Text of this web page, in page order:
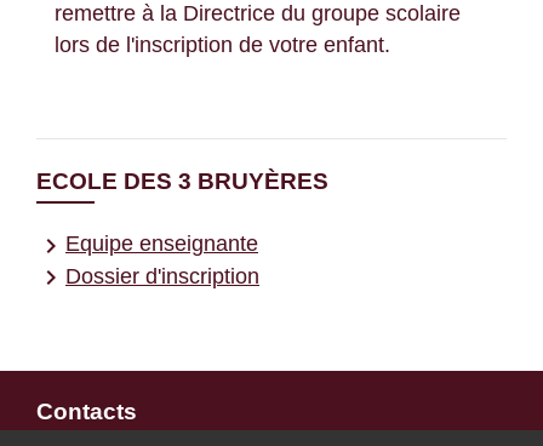
remettre à la Directrice du groupe scolaire
lors de l'inscription de votre enfant.
ECOLE DES 3 BRUYÈRES
keyboard_arrow_right Equipe enseignante
keyboard_arrow_right Dossier d'inscription
Contacts